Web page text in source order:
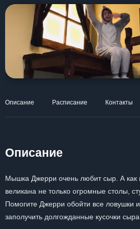
Описание Расписание Контакты
Описание
Мышка Джерри очень любит сыр. А как
великана не только огромные столы,
Помогите Джерри обойти все ловушки
заполучить долгожданные кусочки сыра.